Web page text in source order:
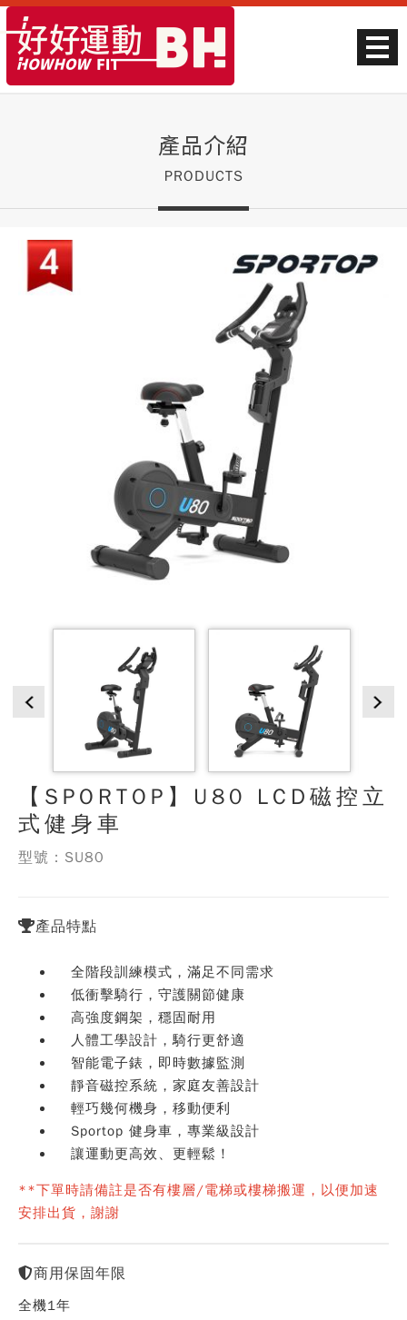
產品介紹
PRODUCTS
【SPORTOP】U80 LCD磁控立
式健身車
型號：SU80
產品特點
全階段訓練模式，滿足不同需求
低衝擊騎行，守護關節健康
高強度鋼架，穩固耐用
人體工學設計，騎行更舒適
智能電子錶，即時數據監測
靜音磁控系統，家庭友善設計
輕巧幾何機身，移動便利
Sportop 健身車，專業級設計
讓運動更高效、更輕鬆！
**下單時請備註是否有樓層/電梯或樓梯搬運，以便加速
安排出貨，謝謝
商用保固年限
全機1年